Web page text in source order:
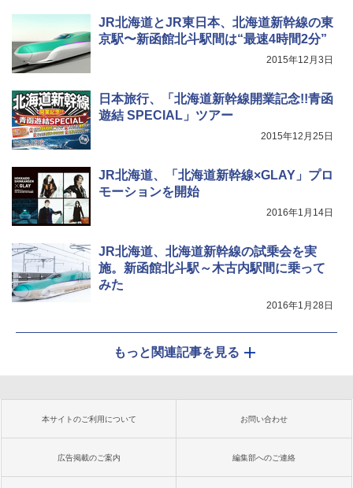
JR北海道とJR東日本、北海道新幹線の東
京駅〜新函館北斗駅間は“最速4時間2分”
2015年12月3日
日本旅行、「北海道新幹線開業記念!!青函
遊結 SPECIAL」ツアー
2015年12月25日
JR北海道、「北海道新幹線×GLAY」プロ
モーションを開始
2016年1月14日
JR北海道、北海道新幹線の試乗会を実
施。新函館北斗駅～木古内駅間に乗って
みた
2016年1月28日
もっと関連記事を見る
本サイトのご利用について お問い合わせ
広告掲載のご案内 編集部へのご連絡